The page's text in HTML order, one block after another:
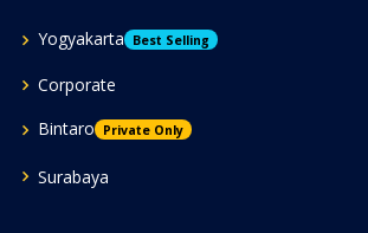
Yogyakarta Best Selling
Corporate
Bintaro
Private Only
Surabaya